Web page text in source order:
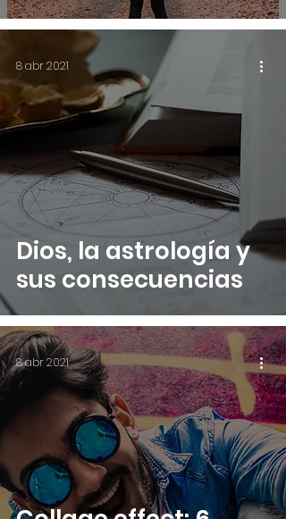
Dios, la astrología y
sus consecuencias
8 abr 2021
8 abr 2021